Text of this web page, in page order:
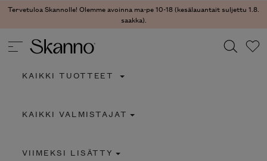
Tervetuloa Skannolle! Olemme avoinna ma-pe 10-18 (kesälauantait suljettu 1.8.
saakka).
Type 2 or more characters for results.
KAIKKI TUOTTEET
KAIKKI VALMISTAJAT
VIIMEKSI LISÄTTY